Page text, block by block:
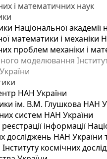
і математичних наук
Національної академії
математики і механіки
проблем механіки і
моделювання
НАН України
ім. В.М. Глушкова НАН
систем НАН України
інформації
досліджень НАН України
космічних